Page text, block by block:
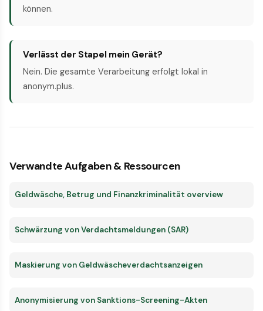
können.
Verlässt der Stapel mein Gerät?
Nein. Die gesamte Verarbeitung erfolgt lokal in
anonym.plus.
Verwandte Aufgaben & Ressourcen
Geldwäsche, Betrug und Finanzkriminalität overview
Schwärzung von Verdachtsmeldungen (SAR)
Maskierung von Geldwäscheverdachtsanzeigen
Anonymisierung von Sanktions-Screening-Akten